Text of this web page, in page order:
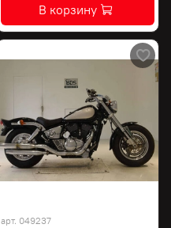
В корзину
арт. 049237